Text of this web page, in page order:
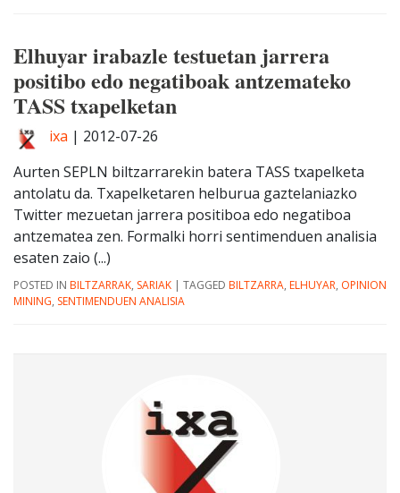
Elhuyar irabazle testuetan jarrera
positibo edo negatiboak antzemateko
TASS txapelketan
ixa | 2012-07-26
Aurten SEPLN biltzarrarekin batera TASS txapelketa
antolatu da. Txapelketaren helburua gaztelaniazko
Twitter mezuetan jarrera positiboa edo negatiboa
antzematea zen. Formalki horri sentimenduen analisia
esaten zaio (...)
POSTED IN BILTZARRAK, SARIAK | TAGGED BILTZARRA, ELHUYAR, OPINION
MINING, SENTIMENDUEN ANALISIA